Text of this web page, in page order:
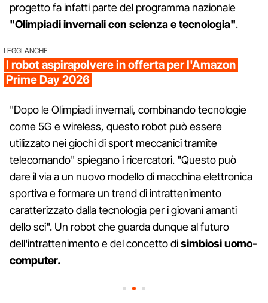
progetto fa infatti parte del programma nazionale
"Olimpiadi invernali con scienza e tecnologia".
LEGGI ANCHE
I robot aspirapolvere in offerta per l'Amazon
Prime Day 2026
"Dopo le Olimpiadi invernali, combinando tecnologie
come 5G e wireless, questo robot può essere
utilizzato nei giochi di sport meccanici tramite
telecomando" spiegano i ricercatori. "Questo può
dare il via a un nuovo modello di macchina elettronica
sportiva e formare un trend di intrattenimento
caratterizzato dalla tecnologia per i giovani amanti
dello sci". Un robot che guarda dunque al futuro
dell'intrattenimento e del ​​concetto disimbiosi uomo-
computer.